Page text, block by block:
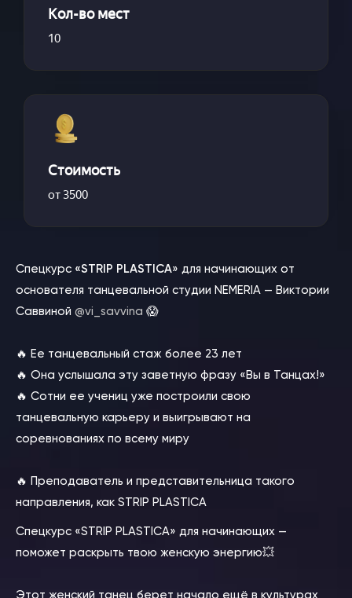
Кол-во мест
10
Стоимость
от 3500
Спецкурс «STRIP PLASTICA» для начинающих от
основателя танцевальной студии NEMERIA — Виктории
Саввиной @vi_savvina 😱
🔥 Ее танцевальный стаж более 23 лет
🔥 Она услышала эту заветную фразу «Вы в Танцах!»
🔥 Сотни ее учениц уже построили свою
танцевальную карьеру и выигрывают на
соревнованиях по всему миру
🔥 Преподаватель и представительница такого
направления, как STRIP PLASTICA
Спецкурс «STRIP PLASTICA» для начинающих —
поможет раскрыть твою женскую энергию💥
Этот женский танец берет начало ещё в культурах